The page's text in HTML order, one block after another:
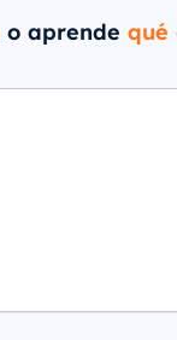
o aprende qué